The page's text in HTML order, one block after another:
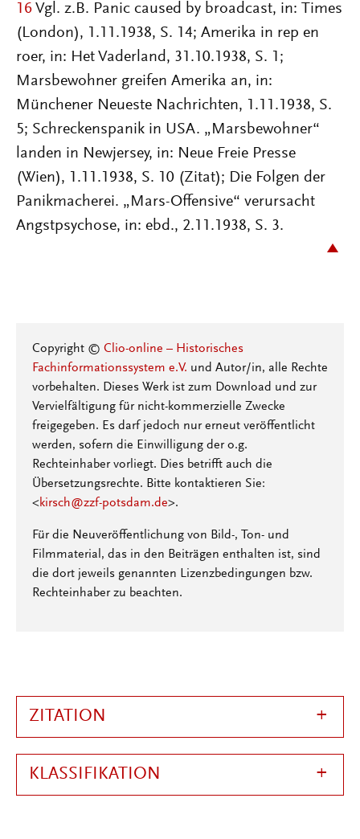
16 Vgl. z.B. Panic caused by broadcast, in: Times
(London), 1.11.1938, S. 14; Amerika in rep en
roer, in: Het Vaderland, 31.10.1938, S. 1;
Marsbewohner greifen Amerika an, in:
Münchener Neueste Nachrichten, 1.11.1938, S.
5; Schreckenspanik in USA. „Marsbewohner“
landen in Newjersey, in: Neue Freie Presse
(Wien), 1.11.1938, S. 10 (Zitat); Die Folgen der
Panikmacherei. „Mars-Offensive“ verursacht
Angstpsychose, in: ebd., 2.11.1938, S. 3.
Copyright © Clio-online – Historisches
Fachinformationssystem e.V. und Autor/in, alle Rechte
vorbehalten. Dieses Werk ist zum Download und zur
Vervielfältigung für nicht-kommerzielle Zwecke
freigegeben. Es darf jedoch nur erneut veröffentlicht
werden, sofern die Einwilligung der o.g.
Rechteinhaber vorliegt. Dies betrifft auch die
Übersetzungsrechte. Bitte kontaktieren Sie:
<kirsch@zzf-potsdam.de>.
Für die Neuveröffentlichung von Bild-, Ton- und
Filmmaterial, das in den Beiträgen enthalten ist, sind
die dort jeweils genannten Lizenzbedingungen bzw.
Rechteinhaber zu beachten.
ZITATION
KLASSIFIKATION